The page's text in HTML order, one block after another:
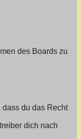
des Boards zu
du das Recht
dich nach